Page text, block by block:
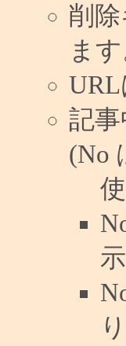
削
ます
記
(No
示